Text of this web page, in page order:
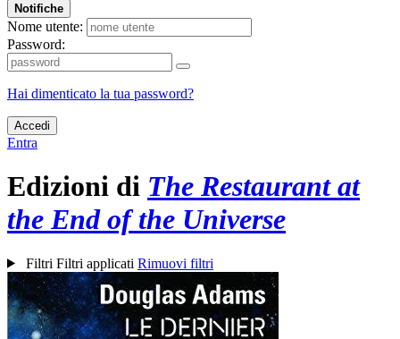
Notifiche
Nome utente:
Password:
Hai dimenticato la tua password?
Accedi
Entra
Edizioni di The Restaurant at
the End of the Universe
Filtri Filtri applicati Rimuovi filtri